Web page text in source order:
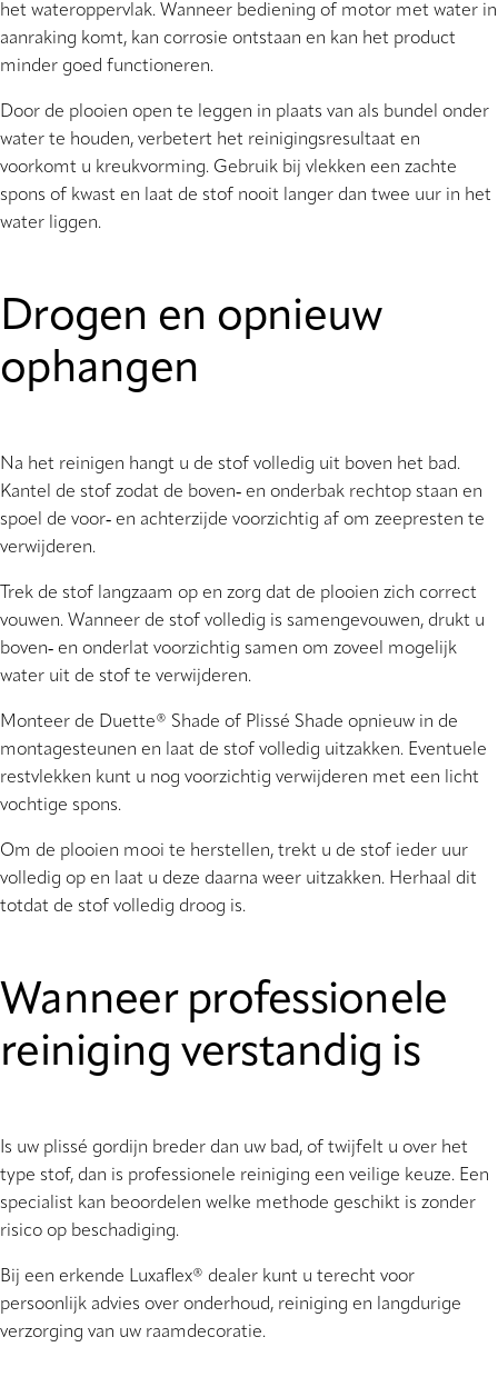
het wateroppervlak. Wanneer bediening of motor met water in
aanraking komt, kan corrosie ontstaan en kan het product
minder goed functioneren.
Door de plooien open te leggen in plaats van als bundel onder
water te houden, verbetert het reinigingsresultaat en
voorkomt u kreukvorming. Gebruik bij vlekken een zachte
spons of kwast en laat de stof nooit langer dan twee uur in het
water liggen.
Drogen en opnieuw
ophangen
Na het reinigen hangt u de stof volledig uit boven het bad.
Kantel de stof zodat de boven‑ en onderbak rechtop staan en
spoel de voor‑ en achterzijde voorzichtig af om zeepresten te
verwijderen.
Trek de stof langzaam op en zorg dat de plooien zich correct
vouwen. Wanneer de stof volledig is samengevouwen, drukt u
boven‑ en onderlat voorzichtig samen om zoveel mogelijk
water uit de stof te verwijderen.
Monteer de Duette® Shade of Plissé Shade opnieuw in de
montagesteunen en laat de stof volledig uitzakken. Eventuele
restvlekken kunt u nog voorzichtig verwijderen met een licht
vochtige spons.
Om de plooien mooi te herstellen, trekt u de stof ieder uur
volledig op en laat u deze daarna weer uitzakken. Herhaal dit
totdat de stof volledig droog is.
Wanneer professionele
reiniging verstandig is
Is uw plissé gordijn breder dan uw bad, of twijfelt u over het
type stof, dan is professionele reiniging een veilige keuze. Een
specialist kan beoordelen welke methode geschikt is zonder
risico op beschadiging.
Bij een erkende Luxaflex® dealer kunt u terecht voor
persoonlijk advies over onderhoud, reiniging en langdurige
verzorging van uw raamdecoratie.